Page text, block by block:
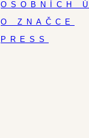
OSOBNÍCH
O ZNAČCE
PRESS